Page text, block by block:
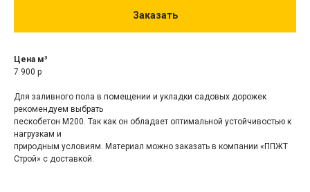
Заказать
Цена м³
7 900 р
Для заливного пола в помещении и укладки садовых дорожек
рекомендуем выбрать
пескобетон M200. Так как он обладает оптимальной устойчивостью к
нагрузкам и
природным условиям. Материал можно заказать в компании «ППЖТ
Строй» с доставкой.